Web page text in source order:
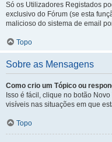
Só os Utilizadores Registados
exclusivo do Fórum (se esta
malicioso do sistema de email
Topo
Sobre as Mensagens
Como crio um Tópico ou
Isso é fácil, clique no botão
visíveis nas situações em que
Topo